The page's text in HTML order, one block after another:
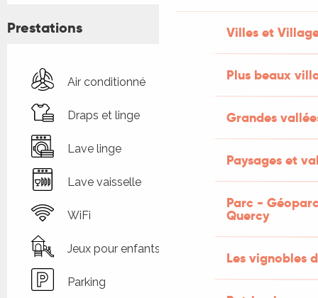
Villes et
Plus beaux
Grandes
Paysages et
Parc -
Quercy
Les vignobles
Prestations
Air conditionné
Draps et linge
Lave linge
Lave vaisselle
WiFi
Jeux pour enfants / Espace jeux
Parking